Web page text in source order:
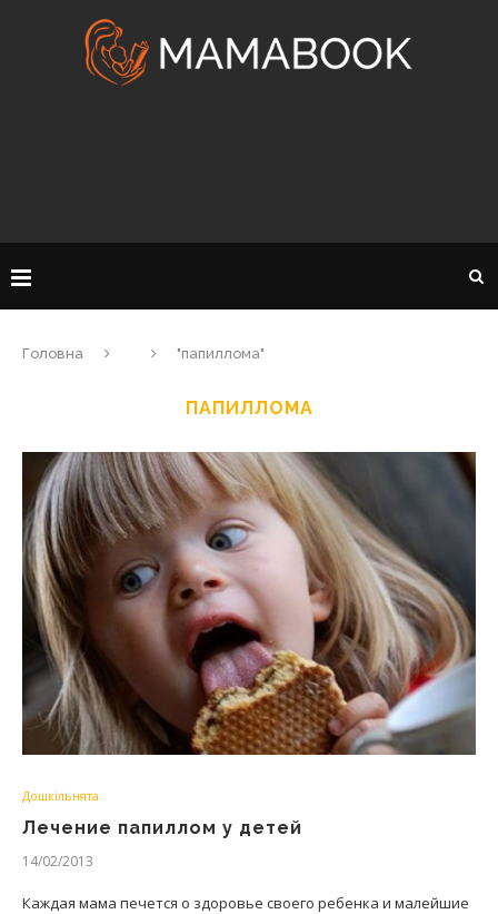
Головна "папиллома"
ПАПИЛЛОМА
Дошкільнята
Лечение папиллом у детей
14/02/2013
Каждая мама печется о здоровье своего ребенка и малейшие